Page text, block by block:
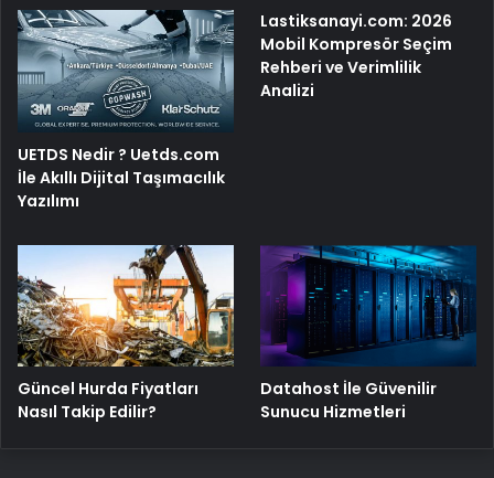
UETDS Nedir ? Uetds.com
İle Akıllı Dijital Taşımacılık
Yazılımı
Lastiksanayi.com: 2026
Mobil Kompresör Seçim
Rehberi ve Verimlilik
Analizi
Güncel Hurda Fiyatları
Nasıl Takip Edilir?
Datahost İle Güvenilir
Sunucu Hizmetleri